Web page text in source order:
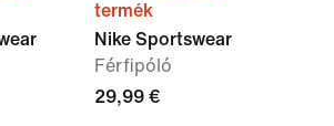
termék
Nike Sportswear
Férfipóló
29,99 €